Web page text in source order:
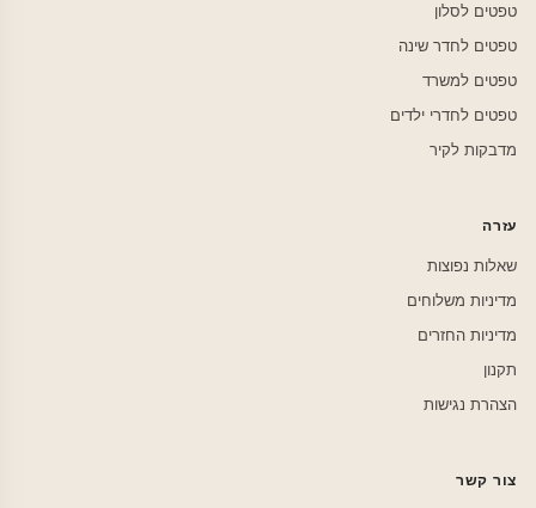
טפטים לסלון
טפטים לחדר שינה
טפטים למשרד
טפטים לחדרי ילדים
מדבקות לקיר
עזרה
שאלות נפוצות
מדיניות משלוחים
מדיניות החזרים
תקנון
הצהרת נגישות
צור קשר